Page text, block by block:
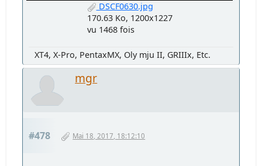
DSCF0630.jpg
170.63 Ko, 1200x1227
vu 1468 fois
XT4, X-Pro, PentaxMX, Oly mju II, GRIIIx, Etc.
mgr
#478 Mai 18, 2017, 18:12:10